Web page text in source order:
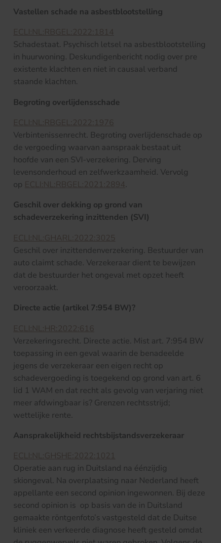
Vastellen schade na asbestblootstelling
ECLI:NL:RBGEL:2022:1814
Schadestaat. Psychisch letsel na asbestblootstelling
in huurwoning. Deskundigenbericht nodig over pre
existente klachten en niet in causaal verband
staande klachten.
Begroting overlijdensschade
ECLI:NL:RBGEL:2022:1976
Verbintenissenrecht. Begroting overlijdenschade op
de vergoeding waarvan aanspraak bestaat uit
hoofde van een SVI-verzekering. Derving
levensonderhoud en zelfwerkzaamheid. Vervolg
op ECLI:NL:RBGEL:2021:2894.
Geschil over dekking op grond van
schadeverzekering inzittenden (SVI)
ECLI:NL:GHARL:2022:3025
Geschil over inzittendenverzekering. Bestuurder van
auto claimt schade. Verzekeraar dient te bewijzen
dat de bestuurder het ongeval met opzet heeft
veroorzaakt.
Directe actie (artikel 7:954 BW)?
ECLI:NL:HR:2022:616
Verzekeringsrecht. Directe actie. Mist art. 7:954 BW
toepassing in een geval waarin de benadeelde
jegens de verzekeraar een eigen recht op
schadevergoeding is toegekend op grond van art. 6
lid 1 WAM en dat recht als gevolg van verjaring niet
meer afdwingbaar is? Grenzen rechtsstrijd;
wettelijke rente.
Aansprakelijkheid rechtsbijstandsverzekeraar
ECLI:NL:GHSHE:2022:1021
Operatie aan rug in Duitsland na éénzijdig
skiongeval. Na overplaatsing naar Nederland heeft
appellante een second opinion ingewonnen. Bij deze
second opinion is op basis van de in Duitsland
gemaakte röntgenfoto’s vastgesteld dat de Duitse
kliniek een verkeerde diagnose heeft gesteld omdat